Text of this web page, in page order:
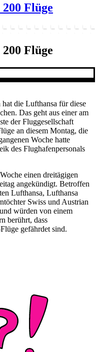
Flüge
Flüge
die Lufthansa für diese
Das geht aus einer am
der Fluggesellschaft
an diesem Montag, die
Woche hatte
des Flughafenpersonals
einen dreitägigen
angekündigt. Betroffen
Lufthansa, Lufthansa
Swiss und Austrian
würden von einem
berührt, dass
gefährdet sind.